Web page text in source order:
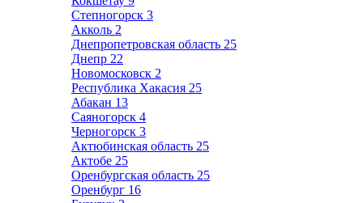
Степногорск 3
Акколь 2
Днепропетровская область 25
Днепр 22
Новомосковск 2
Республика Хакасия 25
Абакан 13
Саяногорск 4
Черногорск 3
Актюбинская область 25
Актобе 25
Оренбургская область 25
Оренбург 16